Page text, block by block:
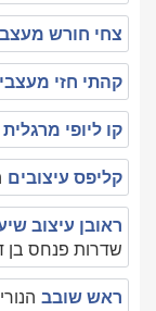
צחי חורש
קהתי חזי
קו ליופי מרגלית
קליפס עיצובים
ראובן עיצוב
שדרות פנחס בן דוד 1 רחובות ,
ראש שובב הנורית 2 רחובות ,